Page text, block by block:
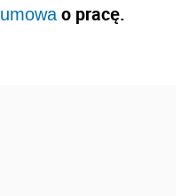
umowao pracę.